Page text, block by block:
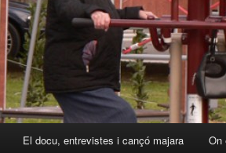
El docu, entrevistes i cançó majara On